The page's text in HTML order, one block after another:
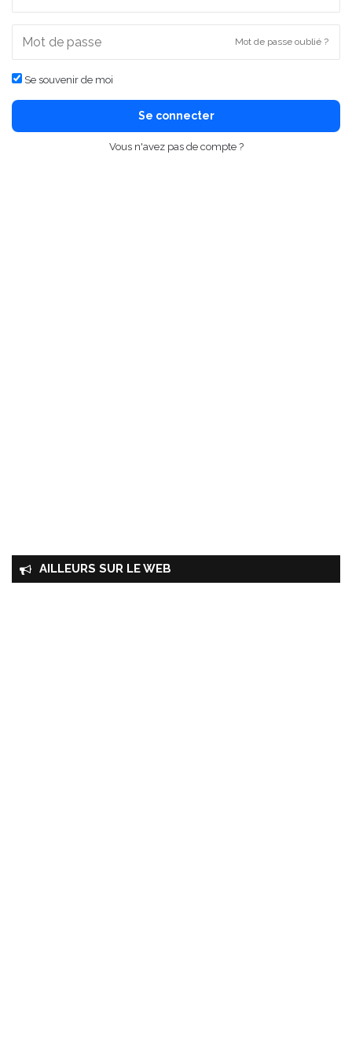
Mot de passe oublié ?
Se souvenir de moi
Se connecter
Vous n'avez pas de compte ?
AILLEURS SUR LE WEB